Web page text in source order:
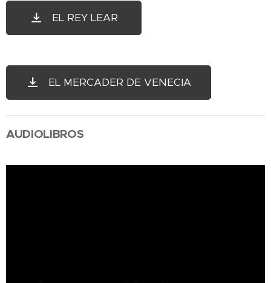
EL REY LEAR
EL MERCADER DE VENECIA
AUDIOLIBROS